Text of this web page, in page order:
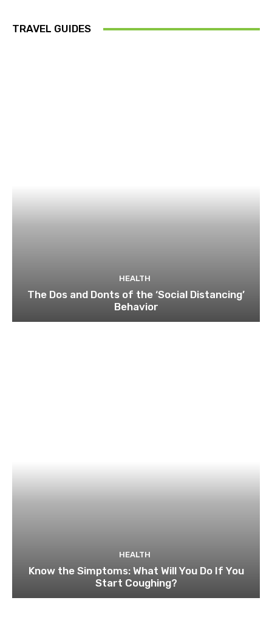
TRAVEL GUIDES
HEALTH
The Dos and Donts of the ‘Social Distancing’
Behavior
HEALTH
Know the Simptoms: What Will You Do If You
Start Coughing?